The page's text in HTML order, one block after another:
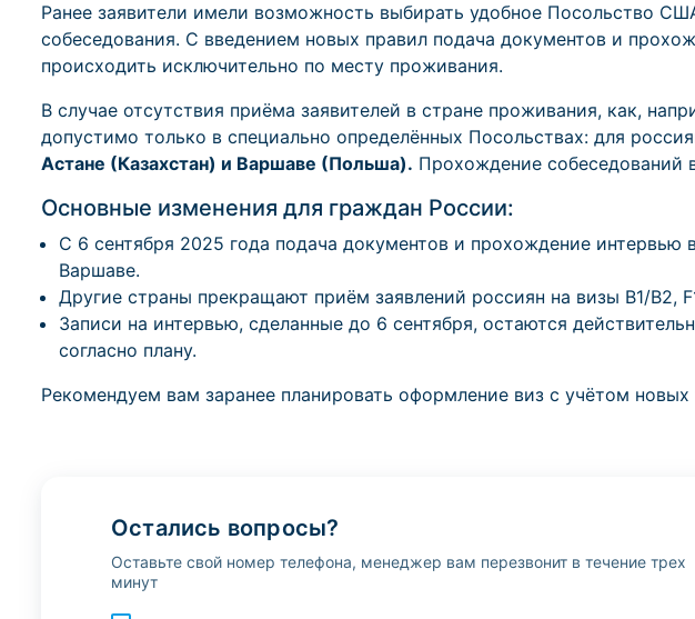
Ранее заявители имели возможность выбирать удобное Посольство
собеседования. С введением новых правил подача документов и
происходить исключительно по месту проживания.
В случае отсутствия приёма заявителей в стране проживания, как,
допустимо только в специально определённых Посольствах: для
Астане (Казахстан) и Варшаве (Польша). Прохождение собеседований
Основные изменения для граждан России:
С 6 сентября 2025 года подача документов и прохождение интервью
Варшаве.
Другие страны прекращают приём заявлений россиян на визы B1/B2,
Записи на интервью, сделанные до 6 сентября, остаются
согласно плану.
Рекомендуем вам заранее планировать оформление виз с учётом новых
Остались вопросы?
Оставьте свой номер телефона, менеджер вам перезвонит в течение трех
минут